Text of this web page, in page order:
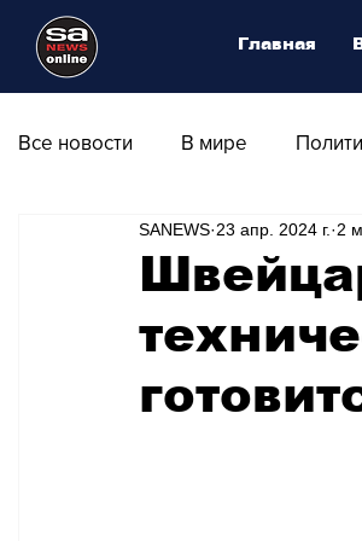
Все новости В мире
Общество Армия
Транспорт Культура
SANEWS 23 апр. 2024 г. 2
Главная